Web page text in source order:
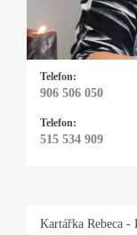
Telefon:
906 506 050
Telefon:
515 534 909
svobodnou
kyvadlo
Kartářka Rebeca -